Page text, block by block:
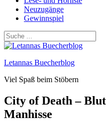
Neuzugänge
Gewinnspiel
Letannas Buecherblog
Viel Spaß beim Stöbern
City of Death –
Manhisse